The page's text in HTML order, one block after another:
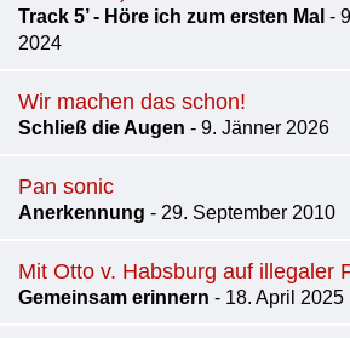
Track 5’ - Höre ich zum ersten Mal -
2024
Wir machen das schon!
Schließ die Augen - 9. Jänner 2026
Pan sonic
Anerkennung - 29. September 2010
Mit Otto v. Habsburg auf illegaler
Gemeinsam erinnern - 18. April 2025